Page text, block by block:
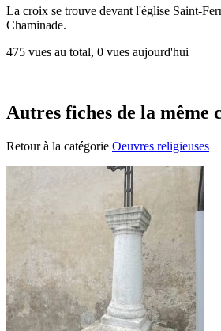
La croix se trouve devant l'église Saint-
Chaminade.
475 vues au total, 0 vues aujourd'hui
Autres fiches de la même
Retour à la catégorie Oeuvres religieuses